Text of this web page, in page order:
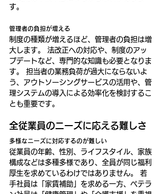
す。
管理者の負担が増える
制度の種類が増えるほど、管理者の負担は増
大します。 法改正への対応や、制度のアッ
プデートなど、専門的な知識も必要となりま
す。 担当者の業務負荷が過大にならないよ
う、アウトソーシングサービスの活用や、管
理システムの導入による効率化を検討するこ
とも重要です。
全従業員のニーズに応える難しさ
多様なニーズに対応するのが難しい
従業員の年齢、性別、ライフスタイル、家族
構成などは多種多様であり、全員が同じ福利
厚生を求めているわけではありません。 若
手社員は「家賃補助」を求める一方、ベテラ